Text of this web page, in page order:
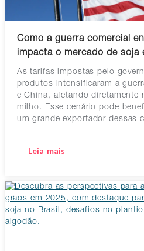
Como a guerra comercial
impacta o mercado de soja
As tarifas impostas pelo
produtos intensificaram a
e China, afetando diretamente
milho. Esse cenário pode
um grande exportador dessas
Leia mais